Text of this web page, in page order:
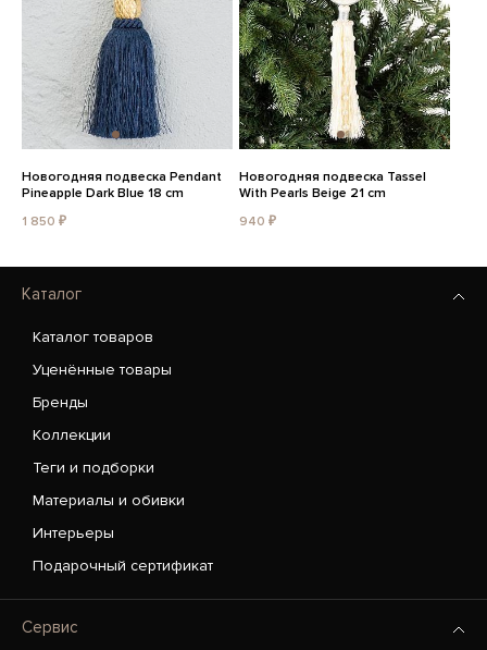
Новогодняя подвеска Pendant
Pineapple Dark Blue 18 cm
1 850 ₽
Новогодняя подвеска Tassel
With Pearls Beige 21 cm
940 ₽
Каталог
Каталог товаров
Уценённые товары
Бренды
Коллекции
Теги и подборки
Материалы и обивки
Интерьеры
Подарочный сертификат
Сервис